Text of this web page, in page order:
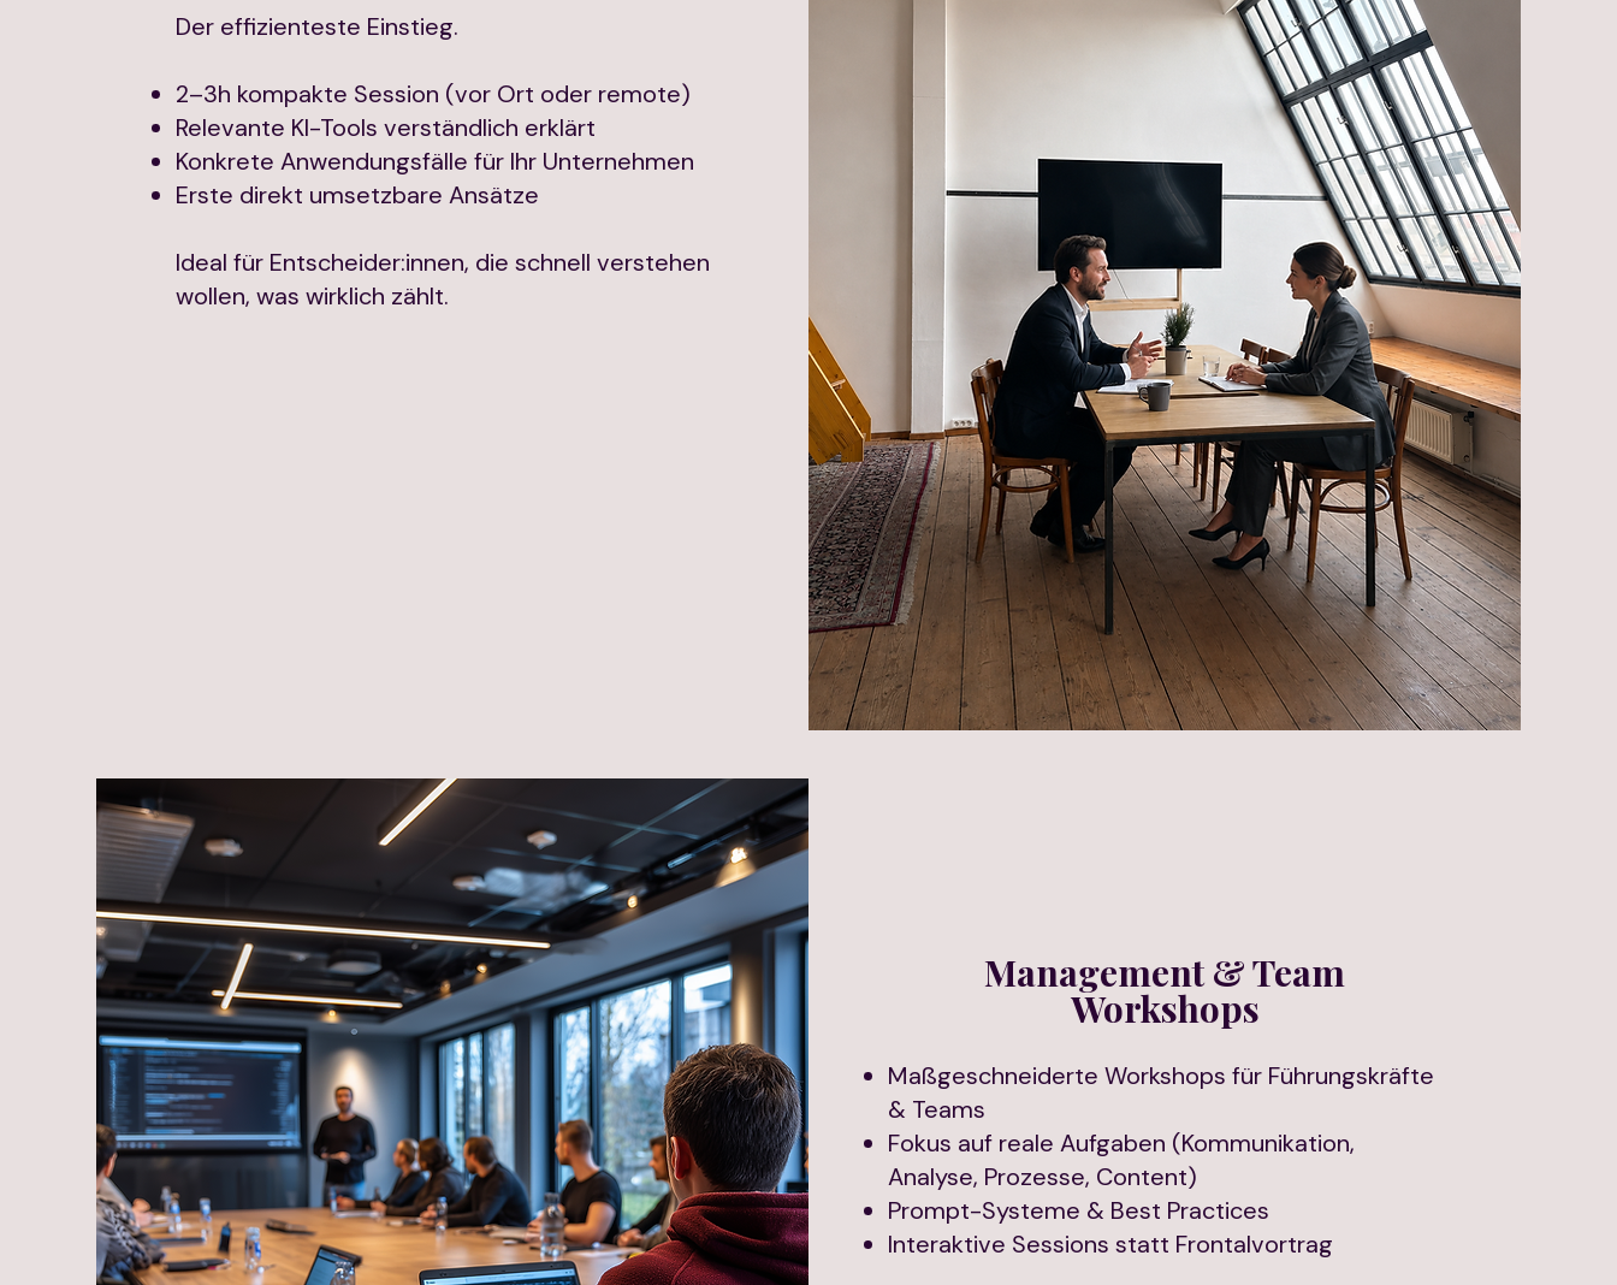
Der effizienteste Einstieg.
2–3h kompakte Session (vor Ort oder remote)
Relevante KI-Tools verständlich erklärt
Konkrete Anwendungsfälle für Ihr Unternehmen
Erste direkt umsetzbare Ansätze
Ideal für Entscheider:innen, die schnell verstehen
wollen, was wirklich zählt.
Management & Team
Workshops
Maßgeschneiderte Workshops für Führungskräfte
& Teams
Fokus auf reale Aufgaben (Kommunikation,
Analyse, Prozesse, Content)
Prompt-Systeme & Best Practices
Interaktive Sessions statt Frontalvortrag